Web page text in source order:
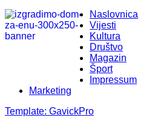
Naslovnica
Vijesti
Kultura
Društvo
Magazin
Šport
Impressum
Marketing
Template: GavickPro